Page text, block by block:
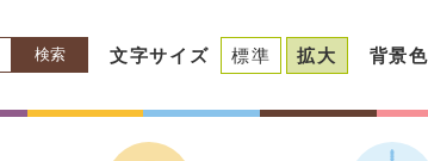
検索 文字サイズ 標準 拡大 背景色